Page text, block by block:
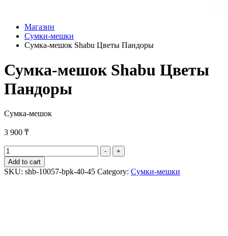
Магазин
Сумки-мешки
Сумка-мешок Shabu Цветы Пандоры
Сумка-мешок Shabu Цветы
Пандоры
Сумка-мешок
3 900 ₸
Сумка-
мешок
Shabu
Цветы
-
+
Add to cart
SKU: shb-10057-bpk-40-45 Category: Сумки-мешки